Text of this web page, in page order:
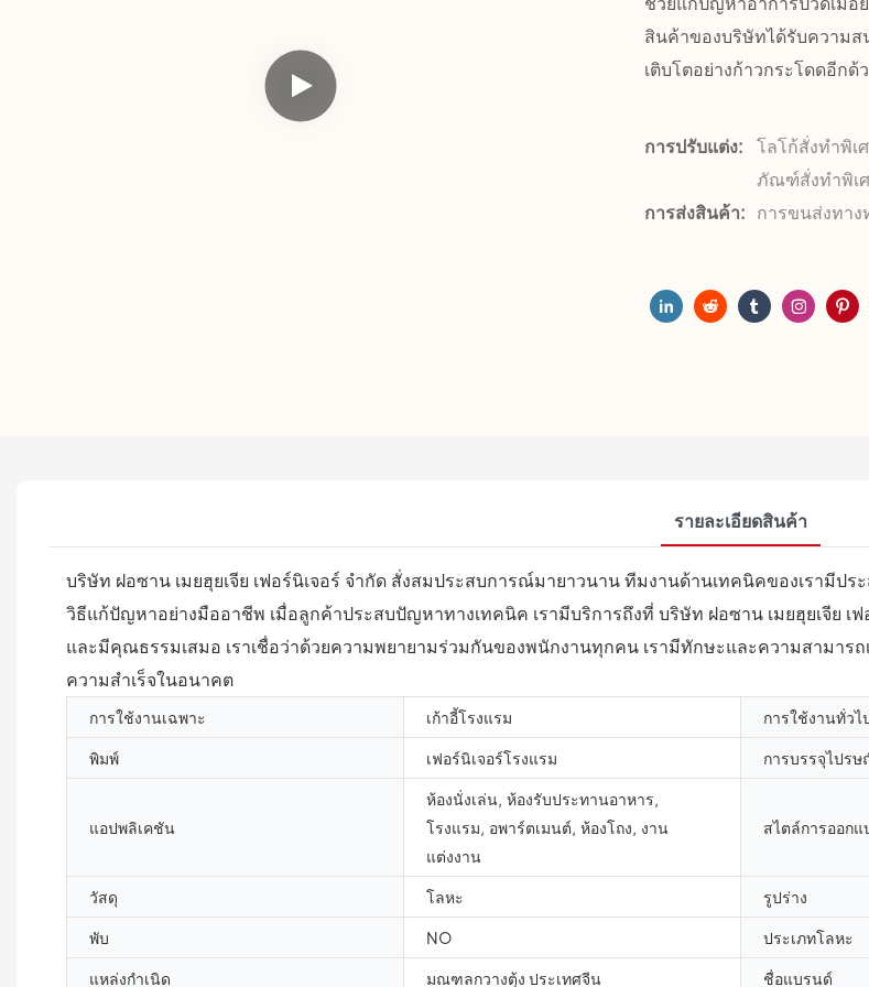
สินค้าของบริษัทได้รับความส
เติบโตอย่างก้าวกระโดดอีกด้
การปรับแต่ง:
โลโก้สั่งทำพิ
ภัณฑ์สั่งทำพิเ
การส่งสินค้า: การขนส่งทาง
รายละเอียดสินค้า
บริษัท ฝอซาน เมยฮุยเจีย เฟอร์นิเจอร์ จำกัด สั่งสมประสบการณ์มายาวนาน ทีมงานด้านเทคนิคของเรามี
วิธีแก้ปัญหาอย่างมืออาชีพ เมื่อลูกค้าประสบปัญหาทางเทคนิค เรามีบริการถึงที่ บริษัท ฝอซาน เมยฮุยเจีย
และมีคุณธรรมเสมอ เราเชื่อว่าด้วยความพยายามร่วมกันของพนักงานทุกคน เรามีทักษะและความสามาร
ความสำเร็จในอนาคต
การใช้งานเฉพาะ เก้าอี้โรงแรม การใช้งานทั่วไ
พิมพ์ เฟอร์นิเจอร์โรงแรม การบรรจุไปร
แอปพลิเคชัน
ห้องนั่งเล่น, ห้องรับประทานอาหาร,
โรงแรม, อพาร์ตเมนต์, ห้องโถง, งาน
แต่งงาน
สไตล์การออกแ
วัสดุ โลหะ รูปร่าง
พับ NO ประเภทโลหะ
แหล่งกำเนิด มณฑลกวางตุ้ง ประเทศจีน ชื่อแบรนด์